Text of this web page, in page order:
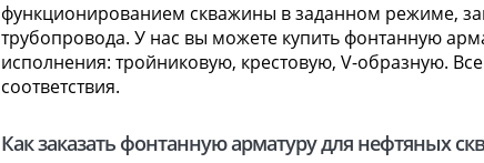
функционированием скважины в заданном режиме,
трубопровода. У нас вы можете купить фонтанную
исполнения: тройниковую, крестовую, V-образную.
соответствия.
Как заказать фонтанную арматуру для нефтяных